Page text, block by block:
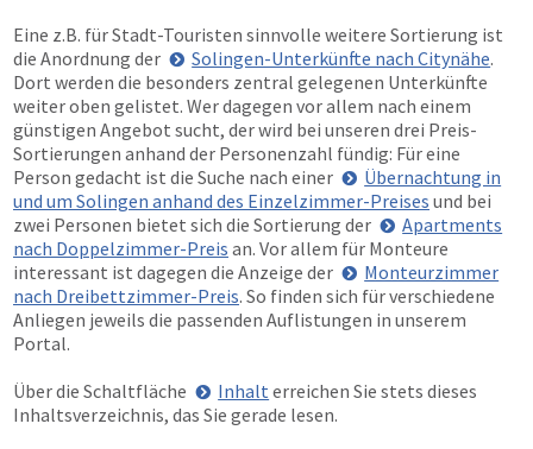
Eine z.B. für Stadt-Touristen sinnvolle weitere Sortierung ist
die Anordnung der
Solingen-Unterkünfte nach Citynähe.
Dort werden die besonders zentral gelegenen Unterkünfte
weiter oben gelistet. Wer dagegen vor allem nach einem
günstigen Angebot sucht, der wird bei unseren drei Preis-
Sortierungen anhand der Personenzahl fündig: Für eine
Person gedacht ist die Suche nach einer
Übernachtung in
und um Solingen anhand des Einzelzimmer-Preises und bei
zwei Personen bietet sich die Sortierung der
Apartments
nach Doppelzimmer-Preis an. Vor allem für Monteure
interessant ist dagegen die Anzeige der
Monteurzimmer
nach Dreibettzimmer-Preis. So finden sich für verschiedene
Anliegen jeweils die passenden Auflistungen in unserem
Portal.
Über die Schaltfläche
Inhalt erreichen Sie stets dieses
Inhaltsverzeichnis, das Sie gerade lesen.